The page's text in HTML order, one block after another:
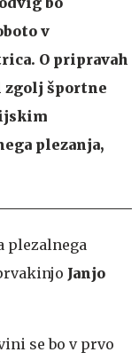
v
O pripravah
zgolj športne
plezanja,
plezalnega
Janjo
se bo v prvo